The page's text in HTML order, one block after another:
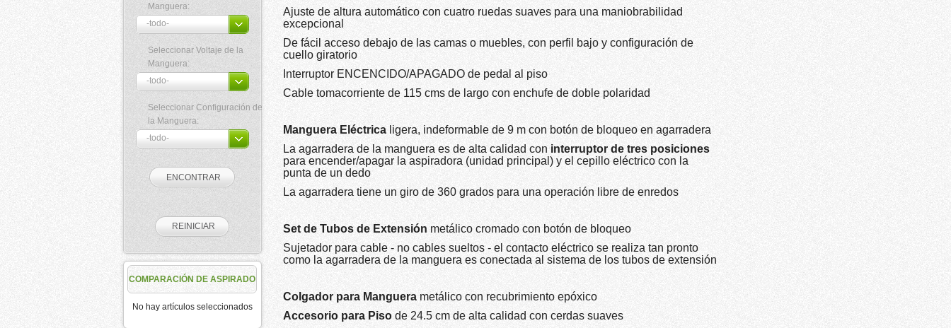
Manguera:
Seleccionar Voltaje de la
Manguera:
Seleccionar Configuración de
la Manguera:
COMPARACIÓN DE ASPIRADO
No hay artículos seleccionados
Ajuste de altura automático con cuatro ruedas suaves para una maniobrabilidad
excepcional
De fácil acceso debajo de las camas o muebles, con perfil bajo y configuración de
cuello giratorio
Interruptor ENCENCIDO/APAGADO de pedal al piso
Cable tomacorriente de 115 cms de largo con enchufe de doble polaridad
Manguera Eléctricaligera, indeformable de 9 m con botón de bloqueo en agarradera
La agarradera de la manguera es de alta calidad con interruptor de tres posiciones
para encender/apagar la aspiradora (unidad principal) y el cepillo eléctrico con la
punta de un dedo
La agarradera tiene un giro de 360 grados para una operación libre de enredos
Set de Tubos de Extensión metálico cromado con botón de bloqueo
Sujetador para cable - no cables sueltos - el contacto eléctrico se realiza tan pronto
como la agarradera de la manguera es conectada al sistema de los tubos de extensión
Colgador para Manguerametálico con recubrimiento epóxico
Accesorio para Pisode 24.5 cm de alta calidad con cerdas suaves